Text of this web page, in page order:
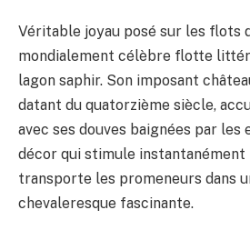
Véritable joyau posé sur les flots
mondialement célèbre flotte
lagon saphir. Son imposant
datant du quatorzième siècle,
avec ses douves baignées par les
décor qui stimule instantanément
transporte les promeneurs dans
chevaleresque fascinante.